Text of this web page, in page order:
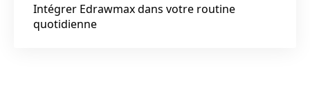
Intégrer Edrawmax dans votre routine
quotidienne